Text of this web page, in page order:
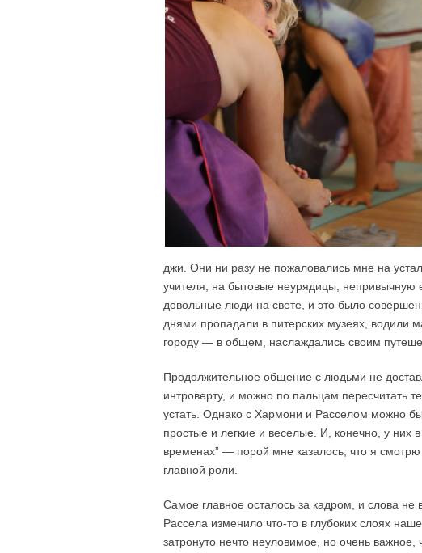
джи. Они ни разу не пожаловались мне на
учителя, на бытовые неурядицы,
довольные люди на свете, и это было
днями пропадали в питерских музеях,
городу — в общем, наслаждались своим
Продолжительное общение с людьми не
интроверту, и можно по пальцам пересчитать
устать. Однако с Хармони и Расселом можно
простые и легкие и веселые. И, конечно, у них
временах” — порой мне казалось, что я
главной роли.
Самое главное осталось за кадром, и слова не
Рассела изменило что-то в глубоких слоях
затронуто нечто неуловимое, но очень